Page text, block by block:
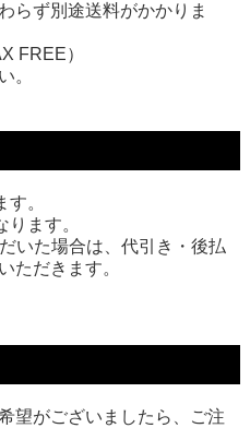
らず別途送料がかかりま
FREE）
。
。
ます。
いた場合は、代引き・後払
ただきます。
望がございましたら、ご注